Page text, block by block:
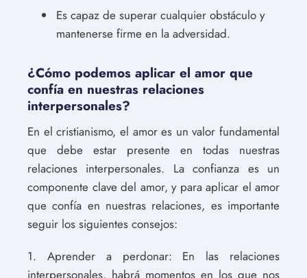
Es capaz de superar cualquier obstáculo y
mantenerse firme en la adversidad.
¿Cómo podemos aplicar el amor que
confía en nuestras relaciones
interpersonales?
En el cristianismo, el amor es un valor fundamental
que debe estar presente en todas nuestras
relaciones interpersonales. La confianza es un
componente clave del amor, y para aplicar el amor
que confía en nuestras relaciones, es importante
seguir los siguientes consejos:
1. Aprender a perdonar: En las relaciones
interpersonales, habrá momentos en los que nos